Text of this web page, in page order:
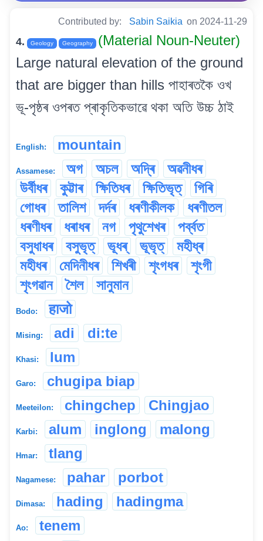
Contributed by: Sabin Saikia on 2024-11-29
4. Geology Geography
(Material Noun-Neuter)
Large natural elevation of the ground
that are bigger than hills পাহাৰতকৈ ওখ
ভূ-পৃষ্ঠৰ ওপৰত প্ৰাকৃতিকভাৱে থকা অতি উচ্চ ঠাই
English: mountain
Assamese: অগ অচল অদ্ৰি
অৱনীধৰ
উৰ্বীধৰ
কুট্টাৰ ক্ষিতিধৰ ক্ষিতিভৃত্
গিৰি
গোধৰ
তালিশ দৰ্দৰ ধৰণীকীলক
ধৰণীতল
ধৰণীধৰ
ধৰাধৰ নগ পৃথুশেখৰ
পৰ্ব্বত
বসুধাধৰ
বসুভৃত্ ভূধৰ্ ভূভৃত্
মহীধ্ৰ
মহীধৰ
মেদিনীধৰ শিখৰী শৃংগধৰ
শৃংগী
শৃংগৱান
শৈল সানুমান
Bodo: हाजो
Mising: adi di:te
Khasi: lum
Garo: chugipa biap
Meeteilon: chingchep Chingjao
Karbi: alum inglong malong
Hmar: tlang
Nagamese: pahar porbot
Dimasa: hading hadingma
Ao: tenem